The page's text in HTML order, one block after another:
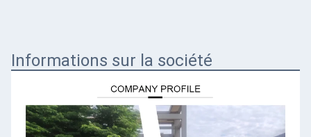
Informations sur la société